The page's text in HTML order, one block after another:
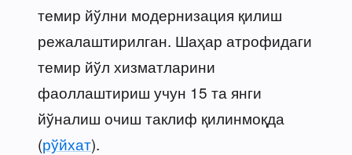
темир йўлни модернизация қилиш
режалаштирилган. Шаҳар атрофидаги
темир йўл хизматларини
фаоллаштириш учун 15 та янги
йўналиш очиш таклиф қилинмоқда
(рўйхат).